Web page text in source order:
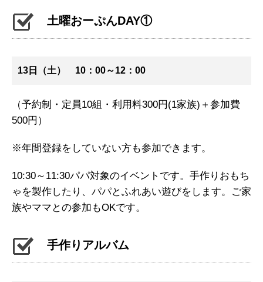
土曜おーぷんDAY①
13日（土） 10：00～12：00
（予約制・定員10組・利用料300円(1家族)＋参加費
500円）
※年間登録をしていない方も参加できます。
10:30～11:30パパ対象のイベントです。手作りおもち
ゃを製作したり、パパとふれあい遊びをします。ご家
族やママとの参加もOKです。
手作りアルバム